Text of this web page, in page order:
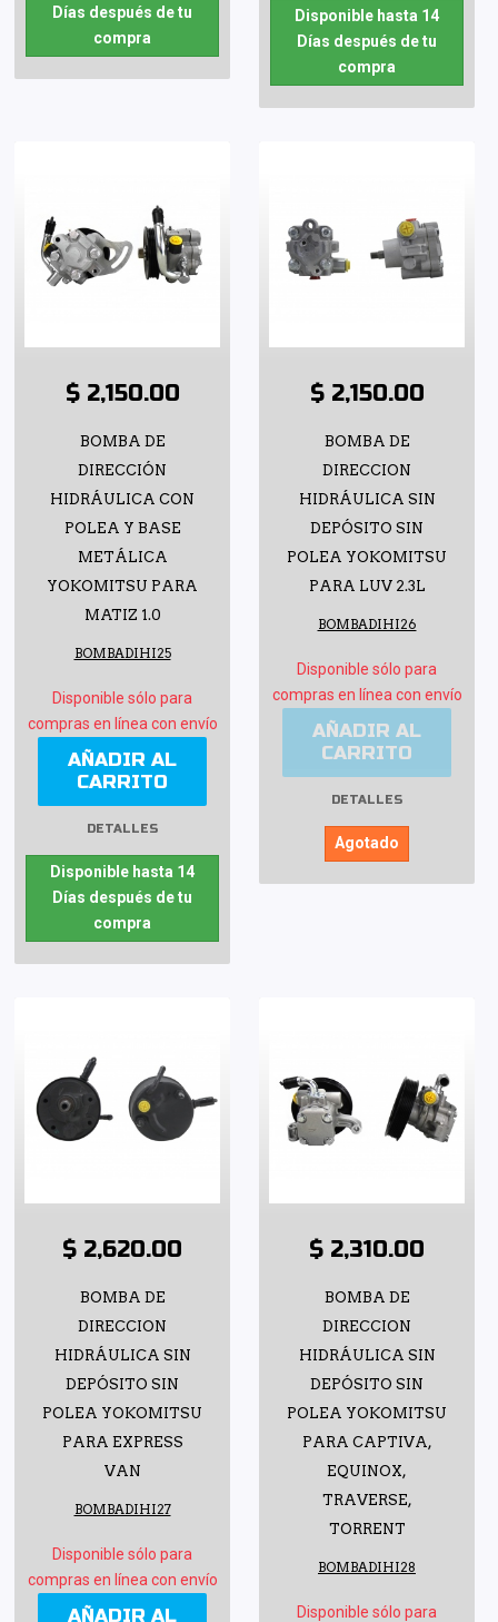
Días después de tu
compra
Disponible hasta 14
Días después de tu
compra
$ 2,150.00
BOMBA DE
DIRECCIÓN
HIDRÁULICA CON
POLEA Y BASE
METÁLICA
YOKOMITSU PARA
MATIZ 1.0
BOMBADIHI25
Disponible sólo para
compras en línea con envío
AÑADIR AL
CARRITO
DETALLES
Disponible hasta 14
Días después de tu
compra
$ 2,150.00
BOMBA DE
DIRECCION
HIDRÁULICA SIN
DEPÓSITO SIN
POLEA YOKOMITSU
PARA LUV 2.3L
BOMBADIHI26
Disponible sólo para
compras en línea con envío
AÑADIR AL
CARRITO
DETALLES
Agotado
$ 2,620.00
BOMBA DE
DIRECCION
HIDRÁULICA SIN
DEPÓSITO SIN
POLEA YOKOMITSU
PARA EXPRESS
VAN
BOMBADIHI27
Disponible sólo para
compras en línea con envío
AÑADIR AL
$ 2,310.00
BOMBA DE
DIRECCION
HIDRÁULICA SIN
DEPÓSITO SIN
POLEA YOKOMITSU
PARA CAPTIVA,
EQUINOX,
TRAVERSE,
TORRENT
BOMBADIHI28
Disponible sólo para